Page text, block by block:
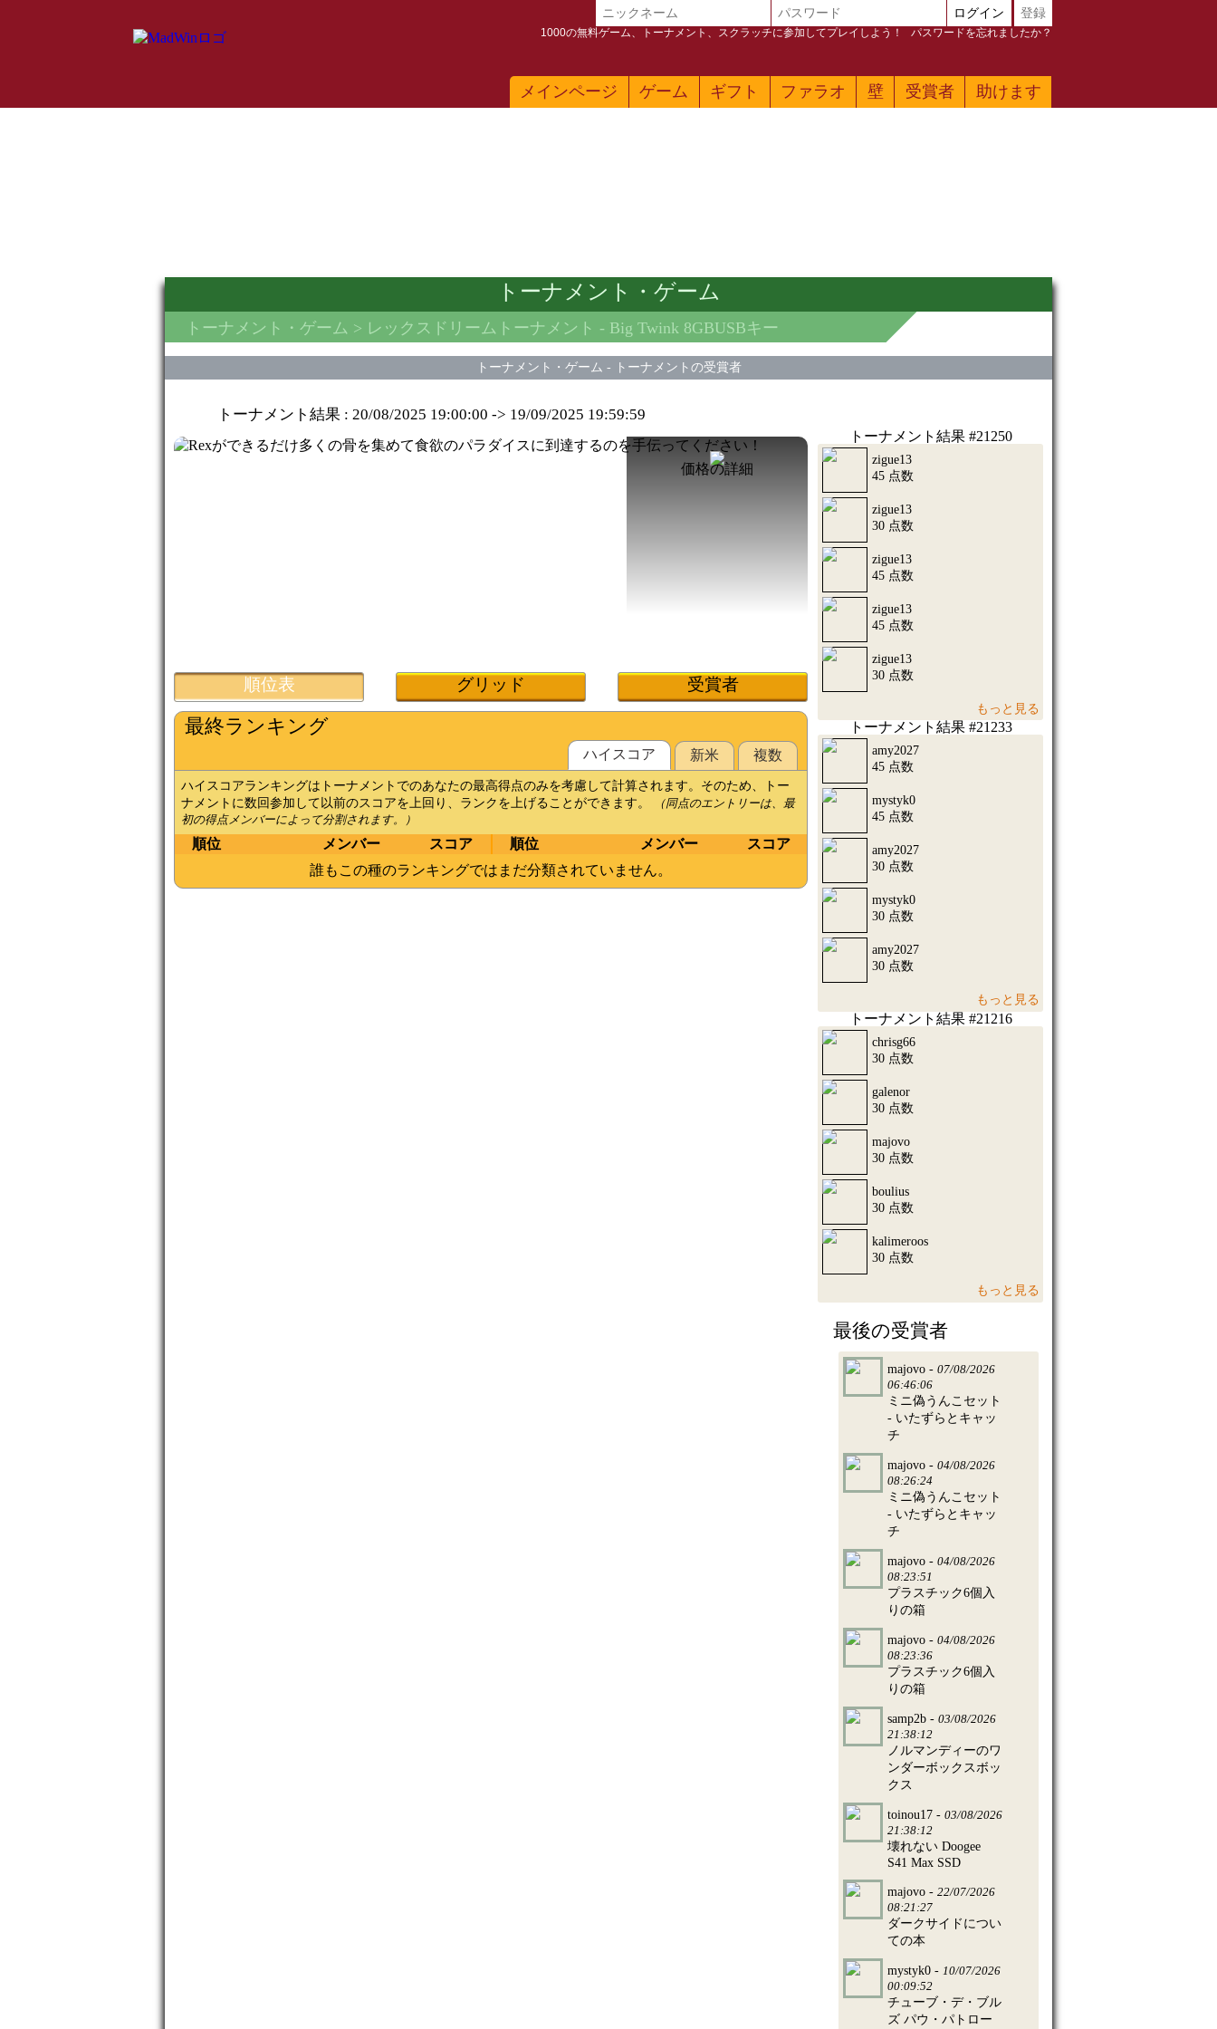
メインページ ゲーム ギフト ファラオ 壁 受賞者 助けます
ログイン 登録
1000の無料ゲーム、トーナメント、スクラッチに参加してプレイしよう！ パスワードを忘れましたか？
トーナメント・ゲーム
トーナメント・ゲーム > レックスドリームトーナメント - Big Twink 8GBUSBキー
トーナメント・ゲーム - トーナメントの受賞者
トーナメント結果 :20/08/2025 19:00:00 -> 19/09/2025 19:59:59
価格の詳細
順位表 グリッド 受賞者
最終ランキング
ハイスコ​​ア 新米 複数
ハイスコアランキングはトーナメントでのあなたの最高得点のみを考慮して計算されます。そのため、トー
ナメントに数回参加して以前のスコアを上回り、ランクを上げることができます。
（同点のエントリーは、最
初の得点メンバーによって分割されます。）
順位 メンバー スコア 順位 メンバー
スコア
誰もこの種のランキングではまだ分類されていません。
トーナメント結果 #21250
zigue13
45 点数
zigue13
30 点数
zigue13
45 点数
zigue13
45 点数
zigue13
30 点数
もっと見る
トーナメント結果 #21233
amy2027
45 点数
mystyk0
45 点数
amy2027
30 点数
mystyk0
30 点数
amy2027
30 点数
もっと見る
トーナメント結果 #21216
chrisg66
30 点数
galenor
30 点数
majovo
30 点数
boulius
30 点数
kalimeroos
30 点数
もっと見る
最後の受賞者
majovo - 07/08/2026
06:46:06
ミニ偽うんこセット
- いたずらとキャッ
チ
majovo - 04/08/2026
08:26:24
ミニ偽うんこセット
- いたずらとキャッ
チ
majovo - 04/08/2026
08:23:51
プラスチック6個入
りの箱
majovo - 04/08/2026
08:23:36
プラスチック6個入
りの箱
samp2b - 03/08/2026
21:38:12
ノルマンディーのワ
ンダーボックスボッ
クス
toinou17 - 03/08/2026
21:38:12
壊れない Doogee
S41 Max SSD
majovo - 22/07/2026
08:21:27
ダークサイドについ
ての本
mystyk0 - 10/07/2026
00:09:52
チューブ・デ・ブル
ズ パウ・パトロー